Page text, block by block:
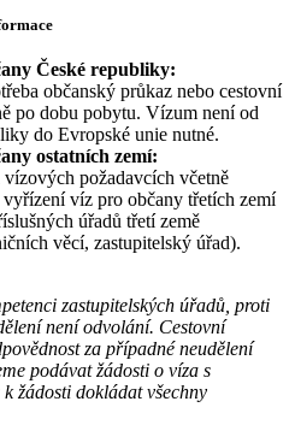
České republiky:
občanský průkaz nebo cestovní
po dobu pobytu. Vízum není od
do Evropské unie nutné.
ostatních zemí:
požadavcích včetně
víz pro občany třetích zemí
úřadů třetí země
věcí, zastupitelský úřad).
zastupitelských úřadů, proti
není odvolání. Cestovní
za případné neudělení
podávat žádosti o víza s
žádosti dokládat všechny